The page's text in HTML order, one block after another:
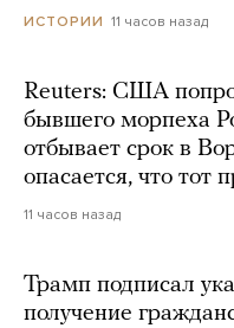
ИСТОРИИ 11 часов назад
Reuters: США
бывшего морпеха
отбывает срок в
опасается, что тот
11 часов назад
Трамп подписал
получение